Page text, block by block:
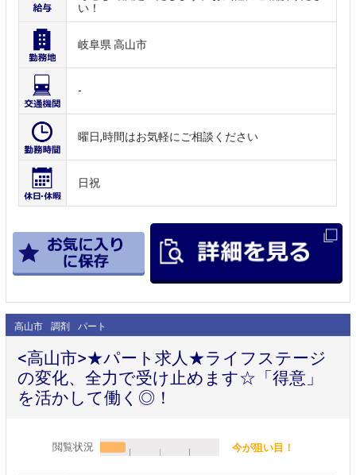
い！
岐阜県 高山市
-
曜日,時間はお気軽にご相談ください
日祝
高山市 調剤 パート
<高山市>★パート求人★ライフステージ
の変化、全力で受け止めます☆「得意」
を活かして働く◎！
閲覧状況 今が狙い目！